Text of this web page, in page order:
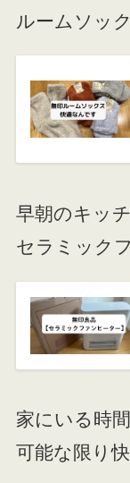
ルームソッ
早朝のキッ
セラミック
家にいる時
可能な限り